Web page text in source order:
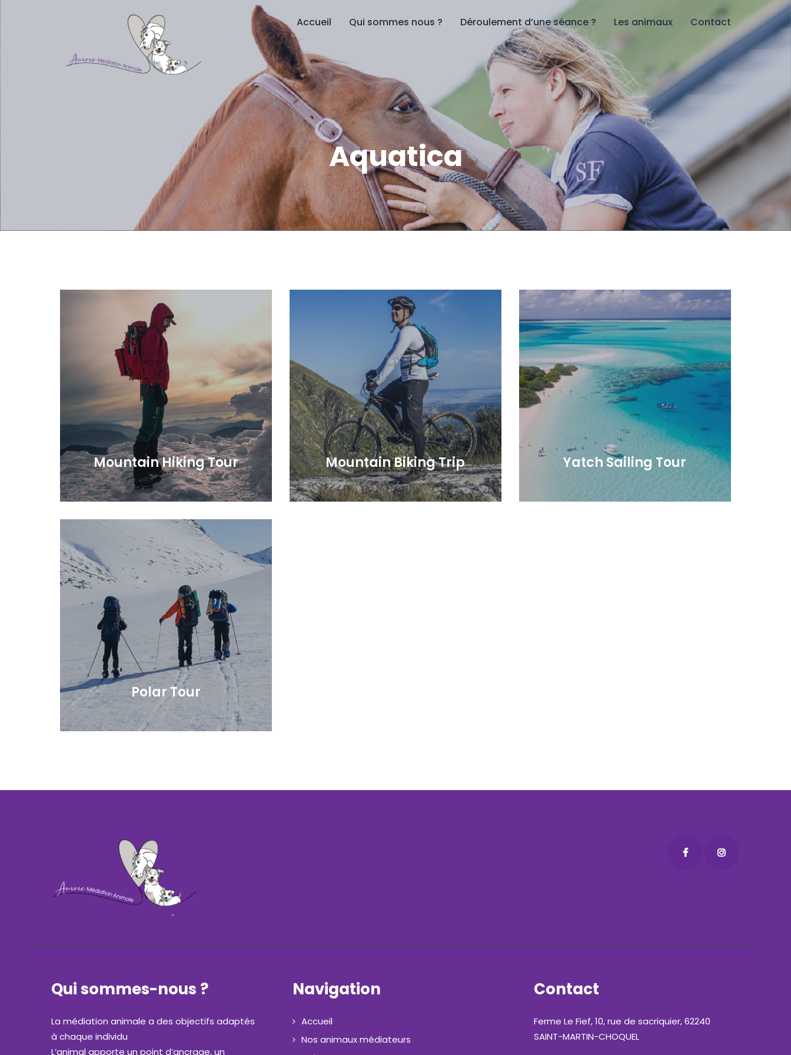
Accueil Qui sommes nous ? Déroulement d’une séance ? Les animaux Contact
Aquatica
Mountain Hiking Tour Mountain Biking Trip Yatch Sailing Tour
Polar Tour
Qui sommes-nous ?
La médiation animale a des objectifs adaptés
à chaque individu
L’animal apporte un point d’ancrage, un
Navigation
Accueil
Nos animaux médiateurs
Contact
Ferme Le Fief, 10, rue de sacriquier, 62240
SAINT-MARTIN-CHOQUEL